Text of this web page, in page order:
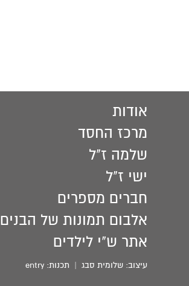
אודות
מרכז החסד
שלמה ז"ל
ישי ז"ל
חברים מספרים
אלבום תמונות של הבנים
אתר ש"י לילדים
עיצוב:שלומית סבג | תכנות:entry